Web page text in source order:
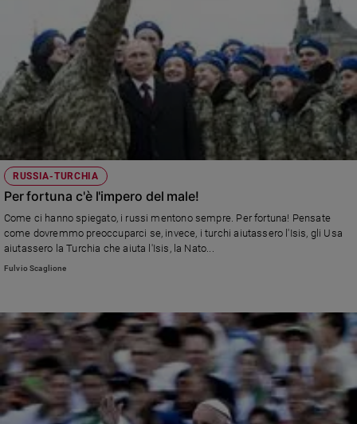
RUSSIA-TURCHIA
Per fortuna c'è l'impero del male!
Come ci hanno spiegato, i russi mentono sempre. Per fortuna! Pensate
come dovremmo preoccuparci se, invece, i turchi aiutassero l'Isis, gli Usa
aiutassero la Turchia che aiuta l'Isis, la Nato...
Fulvio Scaglione